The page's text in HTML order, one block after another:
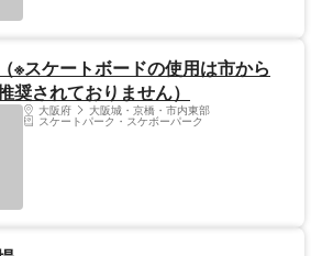
も充実しており、家族連れからカップルまで
幅広く楽しむことが出来ます。また、季節ご
とに様々なイベントも開催され、訪れるたび
に新たな発見や楽しみがあります。 都会の
喧騒から離れ、心地よい自然の中でゆったり
定したもので、古今和歌集にうたわれてい
る、「難波津に咲くやこの花冬ごもり 今は
春べと咲くやこの花」の古歌に由来したとい
う。館内は展示会や、音楽会を開催できるフ
※スケートボードの使用は市から
奨されておりません）
大阪府 大阪城・京橋・市内東部
スケートパーク・スケボーパーク